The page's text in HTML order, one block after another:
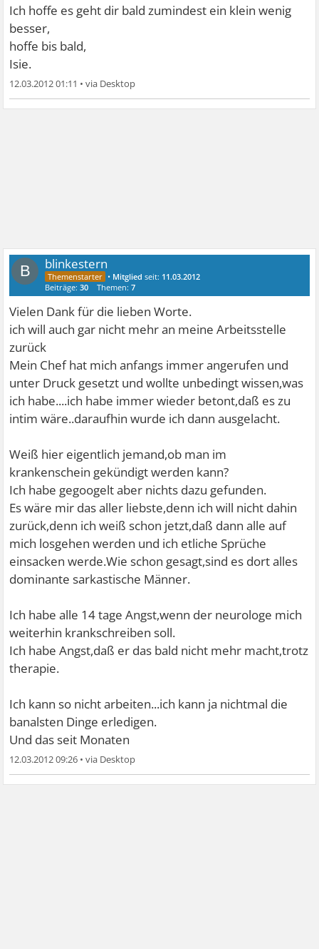
Ich hoffe es geht dir bald zumindest ein klein wenig
besser,
hoffe bis bald,
Isie.
12.03.2012 01:11 •
B blinkestern
• Mitglied seit: 11.03.2012
Beiträge:30 Themen:7
Vielen Dank für die lieben Worte.
ich will auch gar nicht mehr an meine Arbeitsstelle
zurück
Mein Chef hat mich anfangs immer angerufen und
unter Druck gesetzt und wollte unbedingt wissen,was
ich habe....ich habe immer wieder betont,daß es zu
intim wäre..daraufhin wurde ich dann ausgelacht.
Weiß hier eigentlich jemand,ob man im
krankenschein gekündigt werden kann?
Ich habe gegoogelt aber nichts dazu gefunden.
Es wäre mir das aller liebste,denn ich will nicht dahin
zurück,denn ich weiß schon jetzt,daß dann alle auf
mich losgehen werden und ich etliche Sprüche
einsacken werde.Wie schon gesagt,sind es dort alles
dominante sarkastische Männer.
Ich habe alle 14 tage Angst,wenn der neurologe mich
weiterhin krankschreiben soll.
Ich habe Angst,daß er das bald nicht mehr macht,trotz
therapie.
Ich kann so nicht arbeiten...ich kann ja nichtmal die
banalsten Dinge erledigen.
Und das seit Monaten
12.03.2012 09:26 •